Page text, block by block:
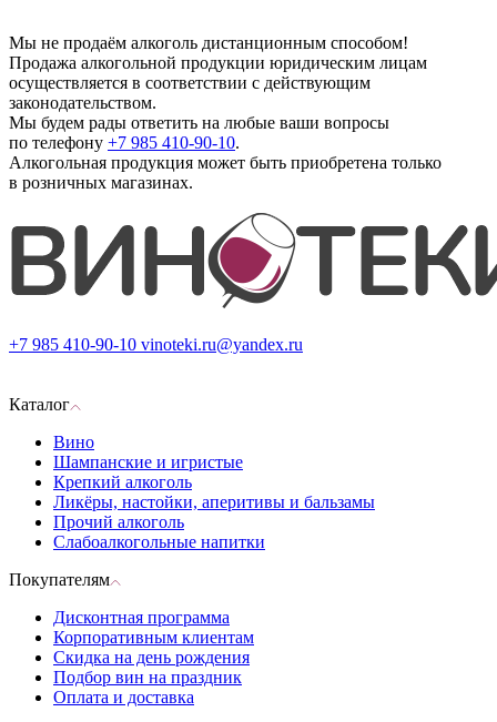
Мы не продаём алкоголь дистанционным способом!
Продажа алкогольной продукции юридическим лицам
осуществляется в соответствии с действующим
законодательством.
Мы будем рады ответить на любые ваши вопросы
по телефону +7 985 410-90-10.
Алкогольная продукция может быть приобретена только
в розничных магазинах.
+7 985 410-90-10 vinoteki.ru@yandex.ru
Каталог
Вино
Шампанские и игристые
Крепкий алкоголь
Ликёры, настойки, аперитивы и бальзамы
Прочий алкоголь
Слабоалкогольные напитки
Покупателям
Дисконтная программа
Корпоративным клиентам
Скидка на день рождения
Подбор вин на праздник
Оплата и доставка